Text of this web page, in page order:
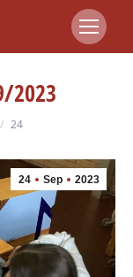
2023
24
24 Sep 2023